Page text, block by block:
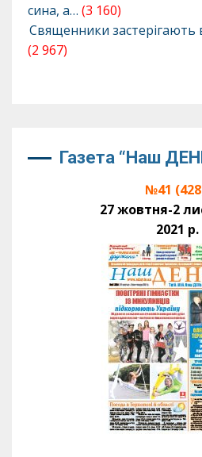
сина, а… (3 160)
Священники застерігають
(2 967)
Газета “Наш
№41
27 жовтня-2
2021 р.